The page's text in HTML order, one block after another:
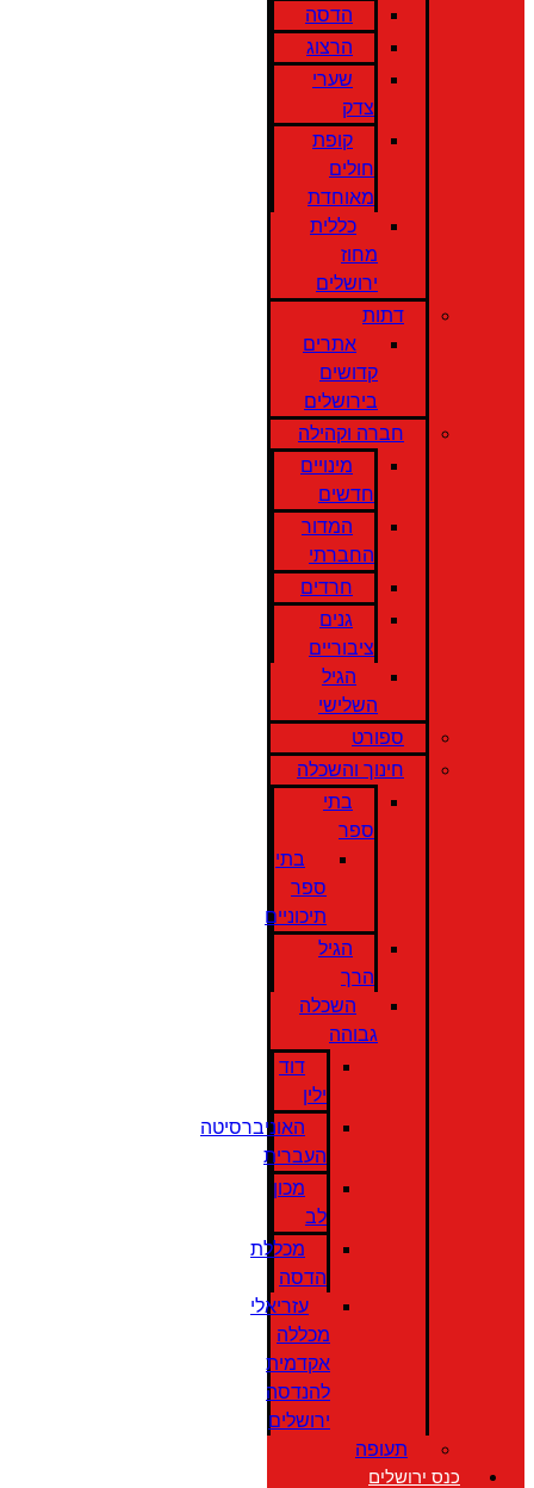
הדסה
הרצוג
שערי
צדק
קופת
חולים
מאוחדת
כללית
מחוז
ירושלים
דתות
אתרים
קדושים
בירושלים
חברה וקהילה
מינויים
חדשים
המדור
החברתי
חרדים
גנים
ציבוריים
הגיל
השלישי
ספורט
חינוך והשכלה
בתי
ספר
בתי
ספר
תיכוניים
הגיל
הרך
השכלה
גבוהה
דוד
ילין
האוניברסיטה
העברית
מכון
לב
מכללת
הדסה
עזריאלי
מכללה
אקדמית
להנדסה
ירושלים
תעופה
כנס ירושלים